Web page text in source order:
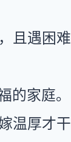
且遇困难
的家庭。
温厚才干